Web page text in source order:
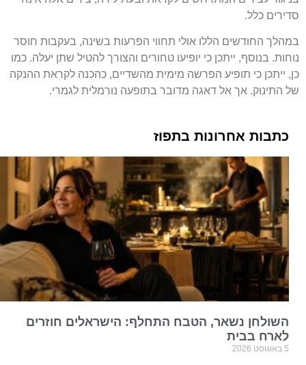
סדירים כלל.
במהלך החודשים הללו אולי תחווי הפרעות בשינה, בעקבות חוסר
נוחות. בנוסף, ייתכן כי יופיעו טחורים והצורך להטיל שתן יעלה. כמו
כן, ייתכן כי תופיע הפרשה מימית מהשדיים, כהכנה לקראת ההנקה
של התינוק. אך אל דאגה מדובר בתופעה נורמלית לגמרי.
כתבות אחרונות בתפוז
השולחן נשאר, הטבח התחלף: הישראלים חוזרים
לארח בבית
5 באוגוסט 2026